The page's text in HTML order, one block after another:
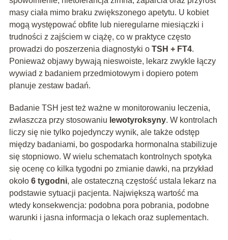
masy ciała mimo braku zwiększonego apetytu. U kobiet
mogą występować obfite lub nieregularne miesiączki i
trudności z zajściem w ciążę, co w praktyce często
prowadzi do poszerzenia diagnostyki o TSH + FT4.
Ponieważ objawy bywają nieswoiste, lekarz zwykle łączy
wywiad z badaniem przedmiotowym i dopiero potem
planuje zestaw badań.
Badanie TSH jest też ważne w monitorowaniu leczenia,
zwłaszcza przy stosowaniu lewotyroksyny. W kontrolach
liczy się nie tylko pojedynczy wynik, ale także odstęp
między badaniami, bo gospodarka hormonalna stabilizuje
się stopniowo. W wielu schematach kontrolnych spotyka
się ocenę co kilka tygodni po zmianie dawki, na przykład
około 6 tygodni, ale ostateczną częstość ustala lekarz na
podstawie sytuacji pacjenta. Największą wartość ma
wtedy konsekwencja: podobna pora pobrania, podobne
warunki i jasna informacja o lekach oraz suplementach.